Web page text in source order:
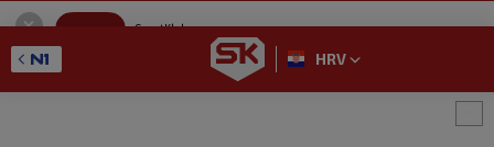
SportKlub
GET - On the Google Play
HRV